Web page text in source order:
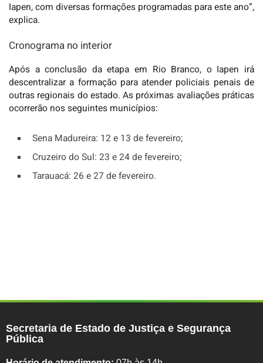
Iapen, com diversas formações programadas para este ano”,
explica.
Cronograma no interior
Após a conclusão da etapa em Rio Branco, o Iapen irá
descentralizar a formação para atender policiais penais de
outras regionais do estado. As próximas avaliações práticas
ocorrerão nos seguintes municípios:
Sena Madureira: 12 e 13 de fevereiro;
Cruzeiro do Sul: 23 e 24 de fevereiro;
Tarauacá: 26 e 27 de fevereiro.
Secretaria de Estado de Justiça e Segurança
Pública